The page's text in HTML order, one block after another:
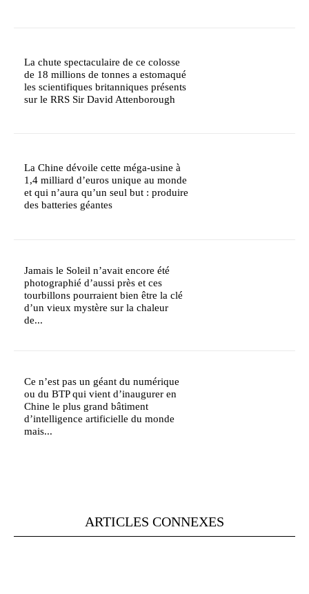
La chute spectaculaire de ce colosse
de 18 millions de tonnes a estomaqué
les scientifiques britanniques présents
sur le RRS Sir David Attenborough
La Chine dévoile cette méga-usine à
1,4 milliard d’euros unique au monde
et qui n’aura qu’un seul but : produire
des batteries géantes
Jamais le Soleil n’avait encore été
photographié d’aussi près et ces
tourbillons pourraient bien être la clé
d’un vieux mystère sur la chaleur
de...
Ce n’est pas un géant du numérique
ou du BTP qui vient d’inaugurer en
Chine le plus grand bâtiment
d’intelligence artificielle du monde
mais...
ARTICLES CONNEXES